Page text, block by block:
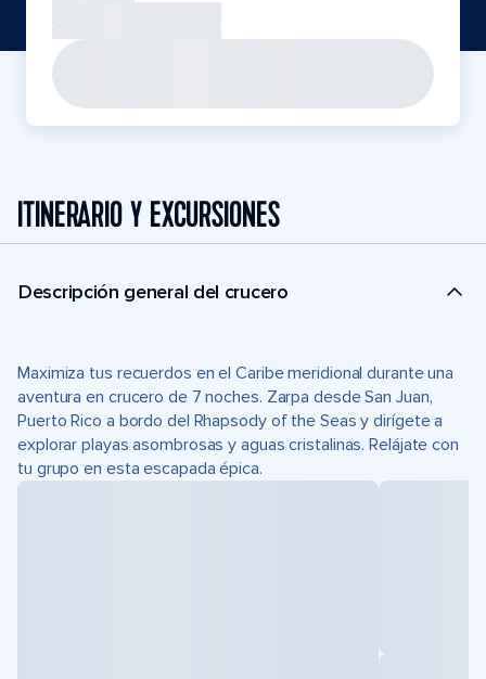
ITINERARIO Y EXCURSIONES
Descripción general del crucero
Maximiza tus recuerdos en el Caribe meridional durante una
aventura en crucero de 7 noches. Zarpa desde San Juan,
Puerto Rico a bordo del Rhapsody of the Seas y dirígete a
explorar playas asombrosas y aguas cristalinas. Relájate con
tu grupo en esta escapada épica.